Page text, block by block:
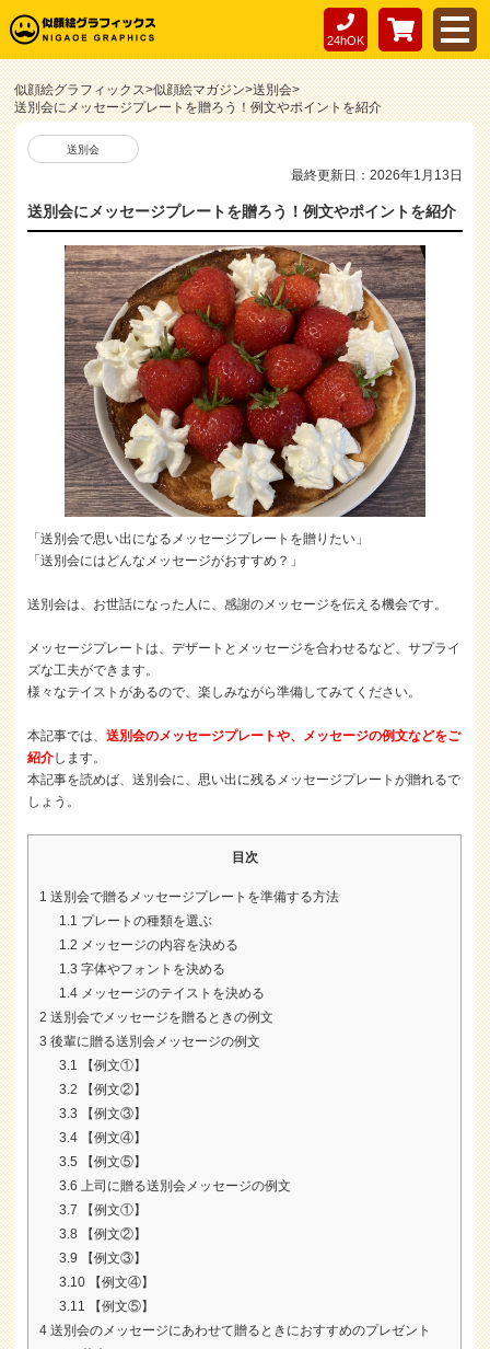
24hOK
似顔絵グラフィックス>似顔絵マガジン>送別会>
送別会にメッセージプレートを贈ろう！例文やポイントを紹介
送別会
最終更新日：2026年1月13日
送別会にメッセージプレートを贈ろう！例文やポイントを紹介
「送別会で思い出になるメッセージプレートを贈りたい」
「送別会にはどんなメッセージがおすすめ？」
送別会は、お世話になった人に、感謝のメッセージを伝える機会です。
メッセージプレートは、デザートとメッセージを合わせるなど、サプライ
ズな工夫ができます。
様々なテイストがあるので、楽しみながら準備してみてください。
本記事では、送別会のメッセージプレートや、メッセージの例文などをご
紹介します。
本記事を読めば、送別会に、思い出に残るメッセージプレートが贈れるで
しょう。
目次
1 送別会で贈るメッセージプレートを準備する方法
1.1 プレートの種類を選ぶ
1.2 メッセージの内容を決める
1.3 字体やフォントを決める
1.4 メッセージのテイストを決める
2 送別会でメッセージを贈るときの例文
3 後輩に贈る送別会メッセージの例文
3.1
【例文①】
3.2
【例文②】
3.3
【例文③】
3.4 【例文④】
3.5
【例文⑤】
3.6 上司に贈る送別会メッセージの例文
3.7
【例文①】
3.8 【例文②】
3.9
【例文③】
3.10 【例文④】
3.11
【例文⑤】
4 送別会のメッセージにあわせて贈るときにおすすめのプレゼント